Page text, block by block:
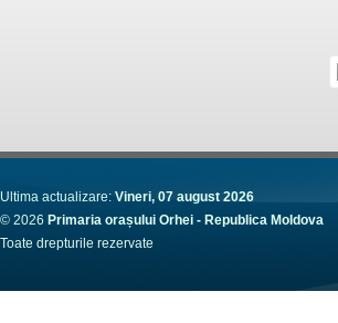
Ultima actualizare: Vineri, 07 august 2026
© 2026 Primaria orașului Orhei - Republica Moldova
Toate drepturile rezervate